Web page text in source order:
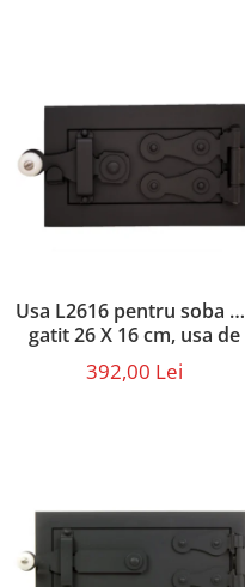
Usa L2616 pentru soba de
gatit 26 X 16 cm, usa de
cenusar
392,00 Lei